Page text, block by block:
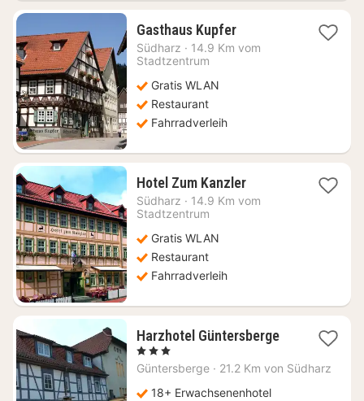
Gasthaus Kupfer1
Nacht
Südharz · 14.9 Km vom
Stadtzentrum
Gratis WLAN
Restaurant
Fahrradverleih
Hotel Zum Kanzler1
Nacht
Südharz · 14.9 Km vom
Stadtzentrum
Gratis WLAN
Restaurant
Fahrradverleih
Harzhotel Güntersberge1
ab
, 3 Sterne
Güntersberge · 21.2 Km von Südharz
18+ Erwachsenenhotel